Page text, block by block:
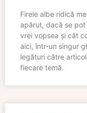
Firele albe ridică
apărut, dacă se
vrei vopsea și cât
aici, într-un singur
legături către
fiecare temă.